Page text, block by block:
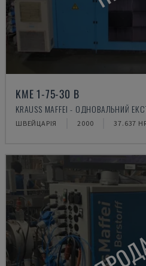
KME 1-75-30 B
KRAUSS MAFFEI - ОДНОВАЛЬНИЙ
ШВЕЙЦАРІЯ 2000 37.637